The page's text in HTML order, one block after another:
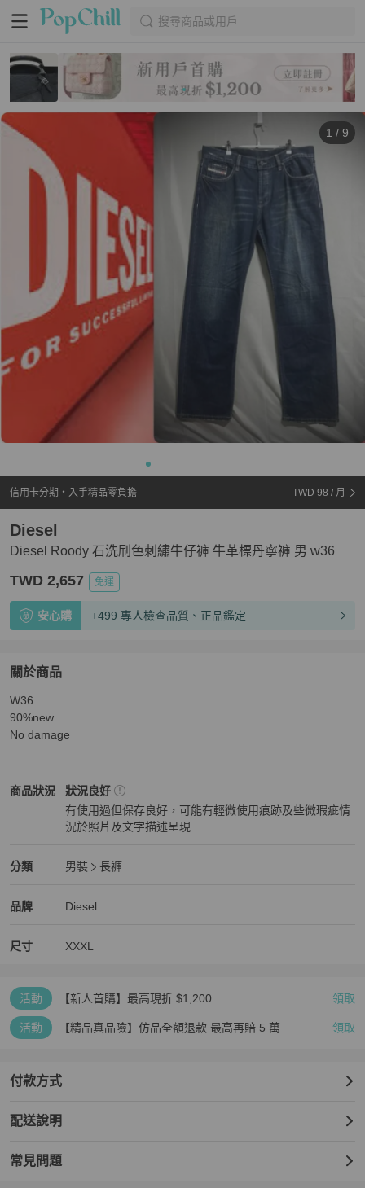
搜尋商品或用戶
1 / 9
信用卡分期・入手精品零負擔 TWD 98 / 月
Diesel Roody 石洗刷色刺繡牛仔褲 牛革標丹寧褲 男 w36
Diesel
TWD 2,657 免運
安心購 +499 專人檢查品質、正品鑑定
關於商品
關於
W36
90%new
No damage
商品狀況
Diesel男裝 商品狀態與細節
狀況良好
有使用過但保存良好，可能有輕微使用痕跡及些微瑕疵情
況於照片及文字描述呈現
分類
Diesel 分類資訊
男裝
長褲
品牌
Diesel 男裝品牌介紹
Diesel
Diesel 推薦清單
尺寸 XXXL
活動 【新人首購】最高現折 $1,200 領取
活動 【精品真品險】仿品全額退款 最高再賠 5 萬 領取
付款方式
配送說明
常見問題